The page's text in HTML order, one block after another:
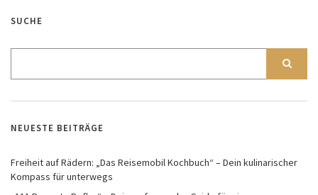
SUCHE
NEUESTE BEITRÄGE
Freiheit auf Rädern: „Das Reisemobil Kochbuch“ – Dein kulinarischer
Kompass für unterwegs